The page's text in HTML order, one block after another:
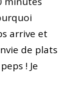
arrive et
de plats
! Je